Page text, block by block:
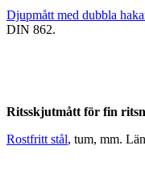
Djupmått med dubbla
DIN 862.
Ritsskjutmått för fin
Rostfritt stål, tum, mm.